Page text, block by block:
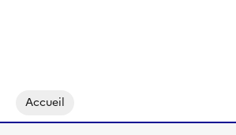
Accueil